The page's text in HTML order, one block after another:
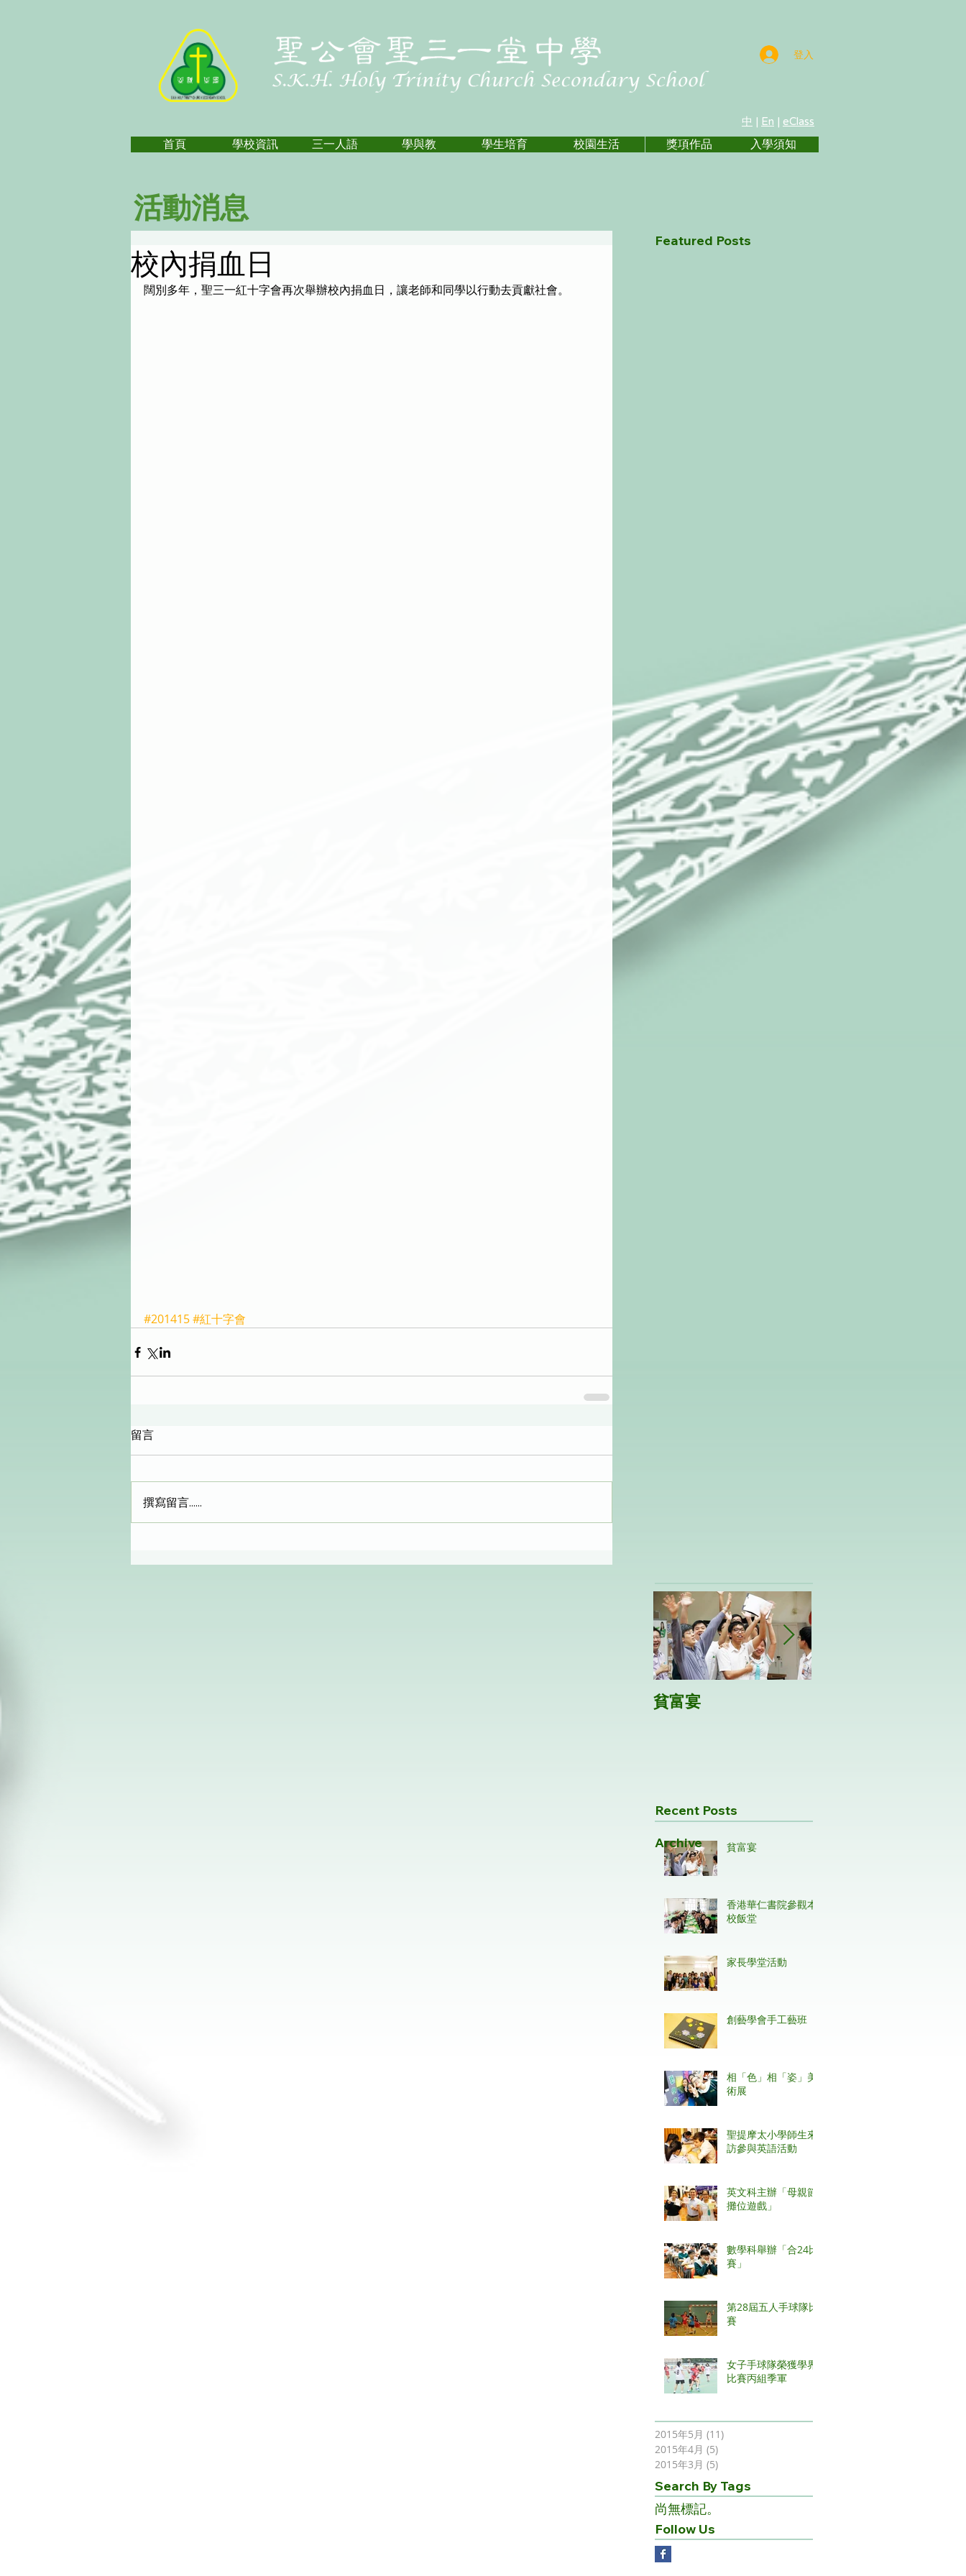
登入
中 | En | eClass
首頁 學校資訊 三一人語 學與教 學生培育 校園生活 獎項作品 入學須知
活動消息
校內捐血日
闊別多年，聖三一紅十字會再次舉辦校內捐血日，讓老師和同學以行動去貢獻社會。
#201415#紅十字會
留言
撰寫留言......
Featured Posts
貧富宴
Recent Posts
貧富宴
香港華仁書院參觀本
校飯堂
家長學堂活動
創藝學會手工藝班
相「色」相「姿」美
術展
聖提摩太小學師生來
訪參與英語活動
英文科主辦「母親節
攤位遊戲」
數學科舉辦「合24比
賽」
第28屆五人手球隊比
賽
女子手球隊榮獲學界
比賽丙組季軍
Archive
2015年5月 (11)
2015年4月 (5)
2015年3月 (5)
Search By Tags
尚無標記。
Follow Us